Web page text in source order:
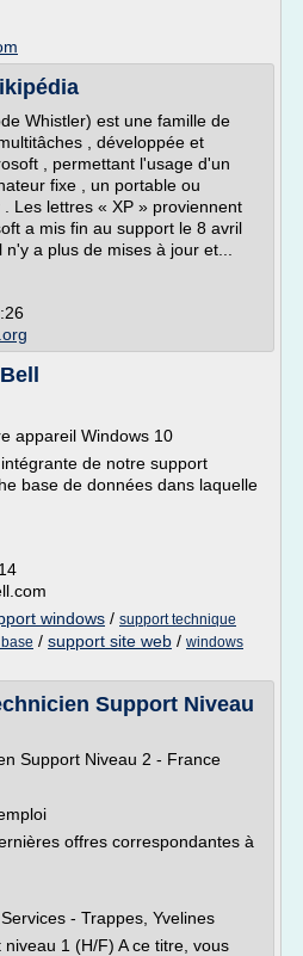
Whistler) est une famille de
, développée et
, permettant l'usage d'un
fixe , un portable ou
Les lettres « XP » proviennent
a mis fin au support le 8 avril
a plus de mises à jour et...
appareil Windows 10
de notre support
base de données dans laquelle
windows / support technique
/ support site web / windows
Support Niveau
Support Niveau 2 - France
offres correspondantes à
- Trappes, Yvelines
niveau 1 (H/F) A ce titre, vous